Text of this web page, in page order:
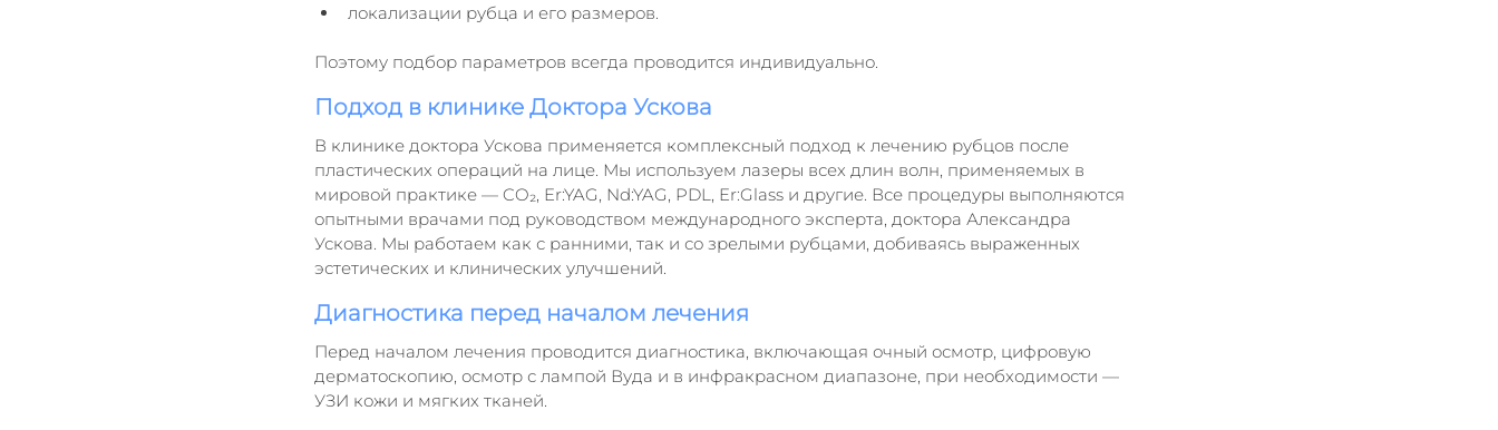
локализации рубца и его размеров.
Поэтому подбор параметров всегда проводится индивидуально.
Подход в клинике Доктора Ускова
В клинике доктора Ускова применяется комплексный подход к лечению рубцов после
пластических операций на лице. Мы используем лазеры всех длин волн, применяемых в
мировой практике — CO₂, Er:YAG, Nd:YAG, PDL, Er:Glass и другие. Все процедуры выполняются
опытными врачами под руководством международного эксперта, доктора Александра
Ускова. Мы работаем как с ранними, так и со зрелыми рубцами, добиваясь выраженных
эстетических и клинических улучшений.
Диагностика перед началом лечения
Перед началом лечения проводится диагностика, включающая очный осмотр, цифровую
дерматоскопию, осмотр с лампой Вуда и в инфракрасном диапазоне, при необходимости —
УЗИ кожи и мягких тканей.